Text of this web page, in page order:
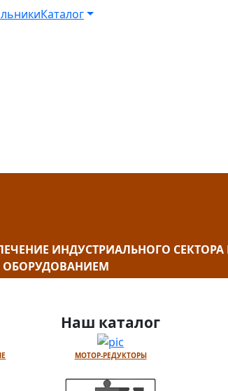
Каталог
ИНДУСТРИАЛЬНОГО
ОБОРУДОВАНИЕМ
Наш каталог
МОТОР-РЕДУКТОРЫ